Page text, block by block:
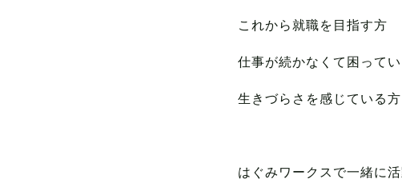
これから就職を目指す方
仕事が続かなくて困って
生きづらさを感じている方
はぐみワークスで一緒に